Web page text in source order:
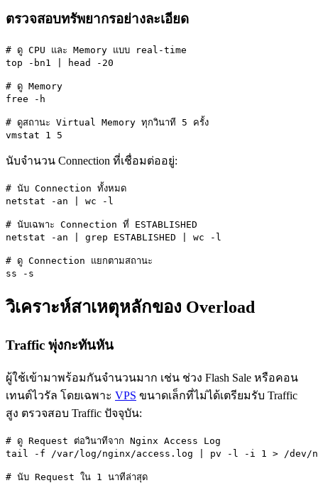
ตรวจสอบทรัพยากรอย่างละเอียด
# ดู CPU และ Memory แบบ real-time
top -bn1 | head -20
# ดู Memory
free -h
# ดูสถานะ Virtual Memory ทุกวินาที 5 ครั้ง
vmstat 1 5
นับจำนวน Connection ที่เชื่อมต่ออยู่:
# นับ Connection ทั้งหมด
netstat -an | wc -l
# นับเฉพาะ Connection ที่ ESTABLISHED
netstat -an | grep ESTABLISHED | wc -l
# ดู Connection แยกตามสถานะ
ss -s
วิเคราะห์สาเหตุหลักของ Overload
Traffic พุ่งกะทันหัน
ผู้ใช้เข้ามาพร้อมกันจำนวนมาก เช่น ช่วง Flash Sale หรือคอน
เทนต์ไวรัล โดยเฉพาะ VPS ขนาดเล็กที่ไม่ได้เตรียมรับ Traffic
สูง ตรวจสอบ Traffic ปัจจุบัน:
# ดู Request ต่อวินาทีจาก Nginx Access Log
tail -f /var/log/nginx/access.log | pv -l -i 1 > /dev/
# นับ Request ใน 1 นาทีล่าสุด